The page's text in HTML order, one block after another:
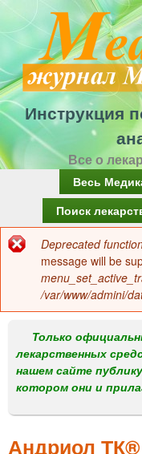
к
Инструкция
Все о
а
в
о
м
е
н
Весь
Поиск
Сообщение
об
ошибке
Deprecated
message will be
/var/www/admini/
Только
лекарственных
нашем сайте
котором они и
Андриол